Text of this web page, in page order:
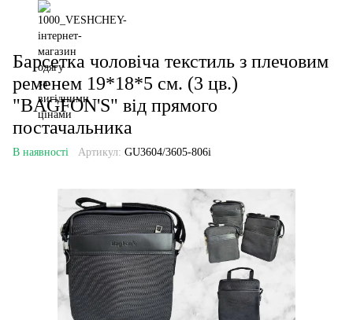
Барсетка чоловіча текстиль з плечовим
ременем 19*18*5 см. (3 цв.)
"BAGFON'S" від прямого
постачальника
В наявності Артикул: GU3604/3605-806i